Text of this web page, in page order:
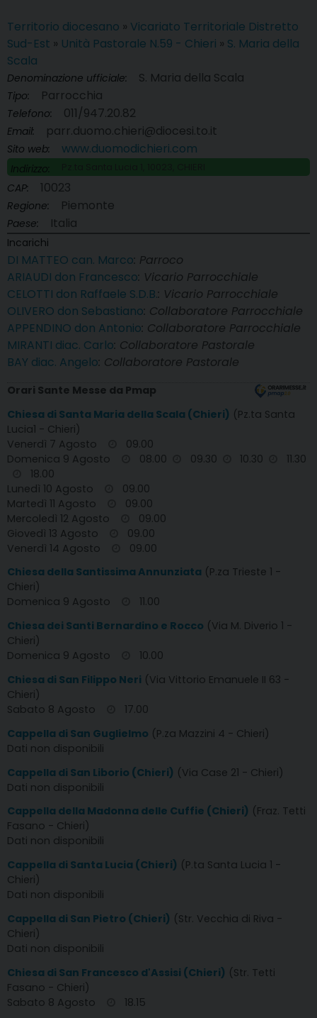
Territorio diocesano » Vicariato Territoriale Distretto
Sud-Est » Unità Pastorale N.59 - Chieri » S. Maria della
Scala
Denominazione ufficiale: S. Maria della Scala
Tipo: Parrocchia
Telefono: 011/947.20.82
Email: parr.duomo.chieri@diocesi.to.it
Sito web: www.duomodichieri.com
Indirizzo:
CAP: 10023
Regione: Piemonte
Paese: Italia
Incarichi
DI MATTEO can. Marco : Parroco
ARIAUDI don Francesco : Vicario Parrocchiale
CELOTTI don Raffaele S.D.B. : Vicario Parrocchiale
OLIVERO don Sebastiano : Collaboratore Parrocchiale
APPENDINO don Antonio : Collaboratore Parrocchiale
MIRANTI diac. Carlo : Collaboratore Pastorale
BAY diac. Angelo : Collaboratore Pastorale
Orari Sante Messe da Pmap
Chiesa di Santa Maria della Scala (Chieri) (Pz.ta Santa
Lucia1 - Chieri)
Venerdì 7 Agosto
09.00
Domenica 9 Agosto
08.00 09.30 10.30
11.30
18.00
Lunedì 10 Agosto
09.00
Martedì 11 Agosto
09.00
Mercoledì 12 Agosto
09.00
Giovedì 13 Agosto
09.00
Venerdì 14 Agosto
09.00
Chiesa della Santissima Annunziata (P.za Trieste 1 -
Chieri)
Domenica 9 Agosto
11.00
Chiesa dei Santi Bernardino e Rocco (Via M. Diverio 1 -
Chieri)
Domenica 9 Agosto
10.00
Chiesa di San Filippo Neri (Via Vittorio Emanuele II 63 -
Chieri)
Sabato 8 Agosto
17.00
Cappella di San Guglielmo (P.za Mazzini 4 - Chieri)
Dati non disponibili
Cappella di San Liborio (Chieri) (Via Case 21 - Chieri)
Dati non disponibili
Cappella della Madonna delle Cuffie (Chieri) (Fraz. Tetti
Fasano - Chieri)
Dati non disponibili
Cappella di Santa Lucia (Chieri) (P.ta Santa Lucia 1 -
Chieri)
Dati non disponibili
Cappella di San Pietro (Chieri) (Str. Vecchia di Riva -
Chieri)
Dati non disponibili
Chiesa di San Francesco d'Assisi (Chieri) (Str. Tetti
Fasano - Chieri)
Sabato 8 Agosto
18.15